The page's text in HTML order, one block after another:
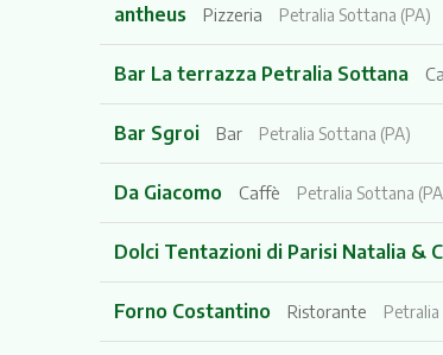
antheus Pizzeria Petralia Sottana (PA)
Bar La terrazza Petralia Sottana
Bar Sgroi Bar Petralia Sottana (PA)
Da Giacomo Caffè Petralia Sottana
Dolci Tentazioni di Parisi Natalia &
Forno Costantino Ristorante